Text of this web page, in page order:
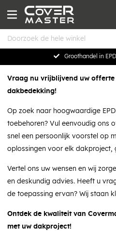
Groothandel in
Vraag nu vrijblijvend uw offerte
dakbedekking!
Op zoek naar hoogwaardige
toebehoren? Vul eenvoudig ons
snel een persoonlijk voorstel op
oplossingen voor elk dakproject,
Vertel ons uw wensen en wij
en deskundig advies. Heeft u
de toepassing ervan? Wij staan
Ontdek de kwaliteit van
met uw dakproject!